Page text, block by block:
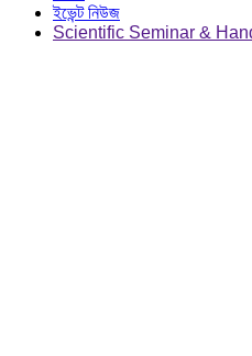
ইভেন্ট নিউজ
Scientific Seminar &